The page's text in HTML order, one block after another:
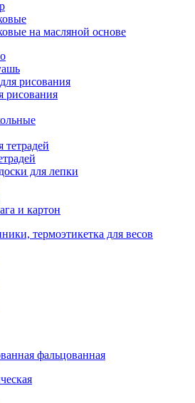
на масляной основе
рисования
рисования
для лепки
и картон
термоэтикетка для весов
фальцованная